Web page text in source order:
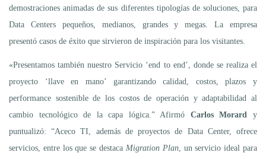
demostraciones animadas de sus diferentes tipologías de soluciones, para
Data Centers pequeños, medianos, grandes y megas. La empresa
presentó casos de éxito que sirvieron de inspiración para los visitantes.
«Presentamos también nuestro Servicio ‘end to end’, donde se realiza el
proyecto ‘llave en mano’ garantizando calidad, costos, plazos y
performance sostenible de los costos de operación y adaptabilidad al
cambio tecnológico de la capa lógica.” Afirmó Carlos Morardy
puntualizó: “Aceco TI, además de proyectos de Data Center, ofrece
servicios, entre los que se destaca Migration Plan, un servicio ideal para